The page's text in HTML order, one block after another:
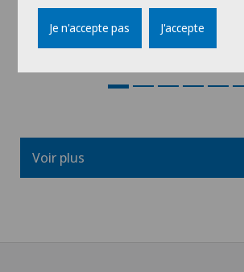
Voir profil
Voir plus
Je n'accepte pas J'accepte